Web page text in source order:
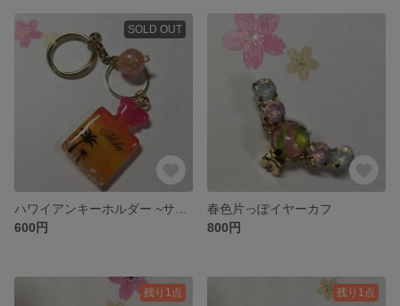
SOLD OUT
600円
春色片っぽイヤーカフ
800円
残り1点 残り1点